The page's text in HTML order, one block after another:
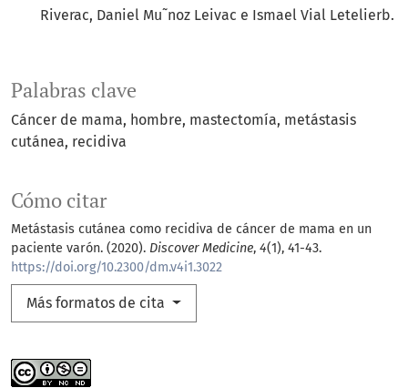
Palabras clave
Cáncer de mama hombre mastectomía metástasis
cutánea recidiva
Cómo citar
Metástasis cutánea como recidiva de cáncer de mama en un
paciente varón. (2020). Discover Medicine, 4(1), 41-43.
https://doi.org/10.2300/dm.v4i1.3022
Más formatos de cita
Riverac, Daniel Mu˜noz Leivac e Ismael Vial Letelierb.